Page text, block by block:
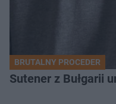
BRUTALNY PROCEDER
Sutener z Bułgarii